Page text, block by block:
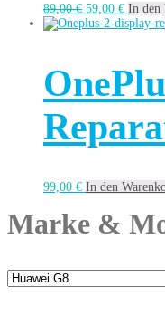
89,00€ 59,00 € In den
99,00 € In den
Marke &